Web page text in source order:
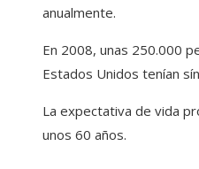
anualmente.
En 2008, unas 250.000
Estados Unidos tenían
La expectativa de vida
unos 60 años.